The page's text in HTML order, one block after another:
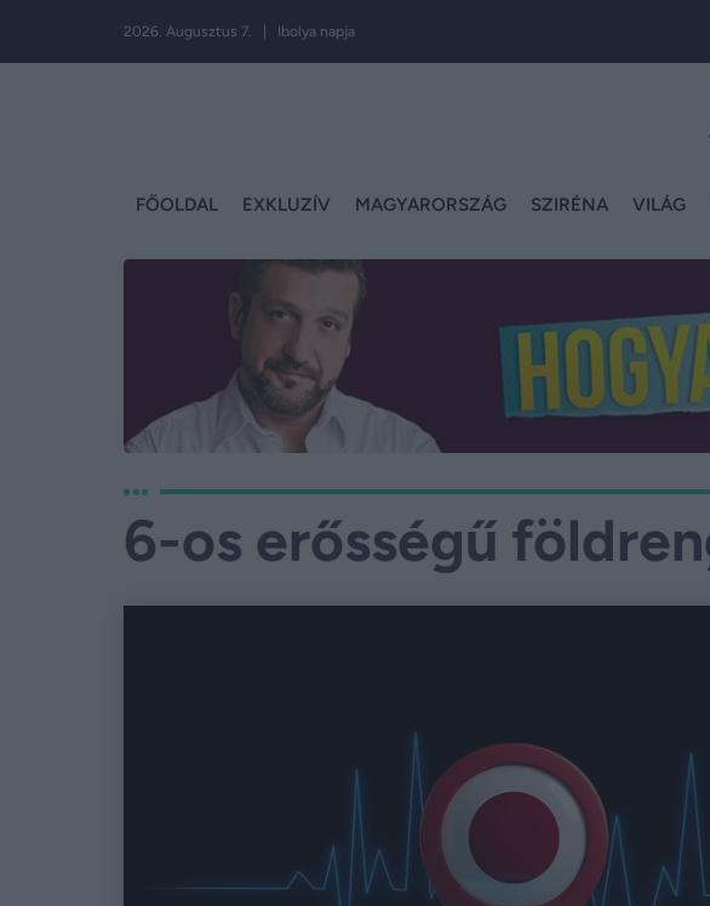
2026. Augusztus 7. | Ibolya napja
FŐOLDAL EXKLUZÍV MAGYARORSZÁG SZIRÉNA VILÁG
6-os erősségű